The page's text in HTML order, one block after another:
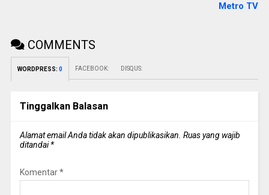
Metro TV
COMMENTS
WORDPRESS: 0 FACEBOOK: DISQUS:
Tinggalkan Balasan
Alamat email Anda tidak akan dipublikasikan. Ruas yang wajib
ditandai*
Komentar*